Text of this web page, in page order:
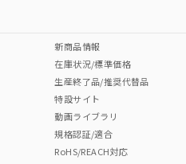
Cr(VI)
新商品情報
在庫状況/標準価格
生産終了品/推奨代替品
特設サイト
動画ライブラリ
規格認証/適合
RoHS/REACH対応